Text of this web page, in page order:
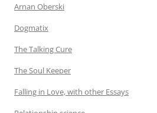
Arnan Oberski
Dogmatix
The Talking Cure
The Soul Keeper
Falling in Love, with other Essays